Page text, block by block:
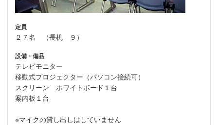
定員
２７名 （長机 ９）
設備・備品
テレビモニター
移動式プロジェクター（パソコン接続可）
スクリーン ホワイトボード１台
案内板１台
※マイクの貸し出しはしていません